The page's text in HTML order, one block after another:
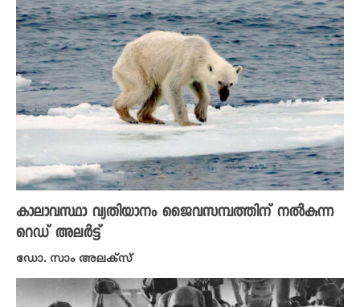
കാലാവസ്ഥാ വ്യതിയാനം ജൈവസമ്പത്തിന് നൽകുന്ന
റെഡ് അലർട്ട്
ഡോ. സാം അലക്സ്